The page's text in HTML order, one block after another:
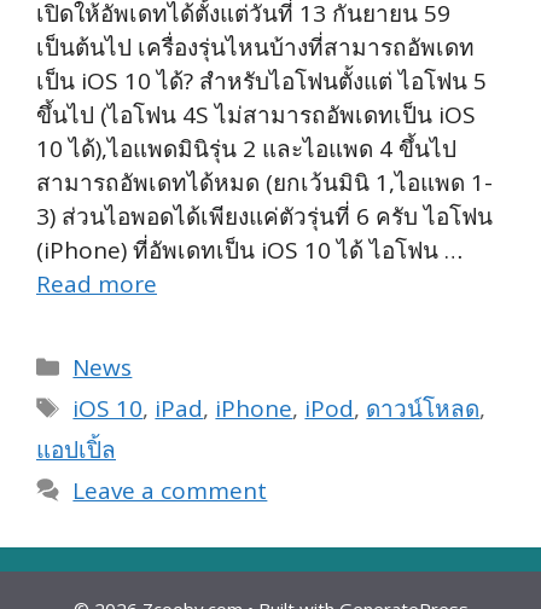
เปิดให้อัพเดทได้ตั้งแต่วันที่ 13 กันยายน 59
เป็นต้นไป เครื่องรุ่นไหนบ้างที่สามารถอัพเดท
เป็น iOS 10 ได้? สำหรับไอโฟนตั้งแต่ ไอโฟน 5
ขึ้นไป (ไอโฟน 4S ไม่สามารถอัพเดทเป็น iOS
10 ได้),ไอแพดมินิรุ่น 2 และไอแพด 4 ขึ้นไป
สามารถอัพเดทได้หมด (ยกเว้นมินิ 1,ไอแพด 1-
3) ส่วนไอพอดได้เพียงแค่ตัวรุ่นที่ 6 ครับ ไอโฟน
(iPhone) ที่อัพเดทเป็น iOS 10 ได้ ไอโฟน …
Read more
Categories
News
Tags
iOS 10, iPad, iPhone, iPod, ดาวน์โหลด,
แอปเปิ้ล
Leave a comment